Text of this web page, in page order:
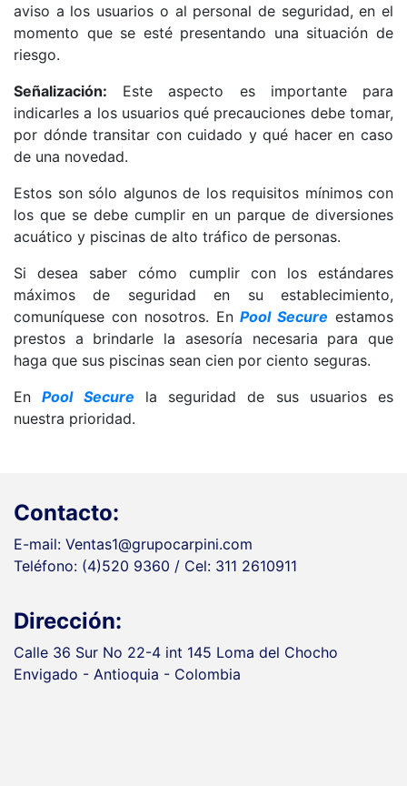
aviso a los usuarios o al personal de seguridad, en el
momento que se esté presentando una situación de
riesgo.
Señalización: Este aspecto es importante para
indicarles a los usuarios qué precauciones debe tomar,
por dónde transitar con cuidado y qué hacer en caso
de una novedad.
Estos son sólo algunos de los requisitos mínimos con
los que se debe cumplir en un parque de diversiones
acuático y piscinas de alto tráfico de personas.
Si desea saber cómo cumplir con los estándares
máximos de seguridad en su establecimiento,
comuníquese con nosotros. EnPool Secure estamos
prestos a brindarle la asesoría necesaria para que
haga que sus piscinas sean cien por ciento seguras.
EnPool Secure la seguridad de sus usuarios es
nuestra prioridad.
Contacto:
E-mail: Ventas1@grupocarpini.com
Teléfono: (4)520 9360 / Cel: 311 2610911
Dirección:
Calle 36 Sur No 22-4 int 145 Loma del Chocho
Envigado - Antioquia - Colombia